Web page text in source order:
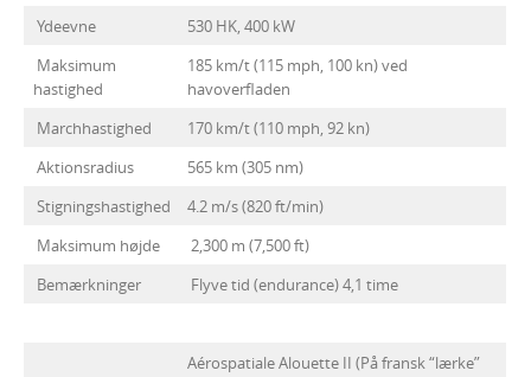
Ydeevne
530 HK, 400 kW
Maksimum
hastighed
185 km/t (115 mph, 100 kn) ved
havoverfladen
Marchhastighed
170 km/t (110 mph, 92 kn)
Aktionsradius
565 km (305 nm)
Stigningshastighed
4.2 m/s (820 ft/min)
Maksimum højde
2,300 m (7,500 ft)
Bemærkninger
Flyve tid (endurance) 4,1 time
Aérospatiale Alouette II (På fransk “lærke”